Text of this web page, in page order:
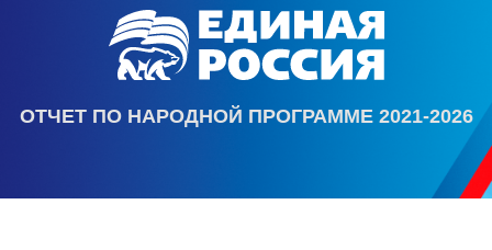
ОТЧЕТ ПО НАРОДНОЙ ПРОГРАММЕ 2021-2026